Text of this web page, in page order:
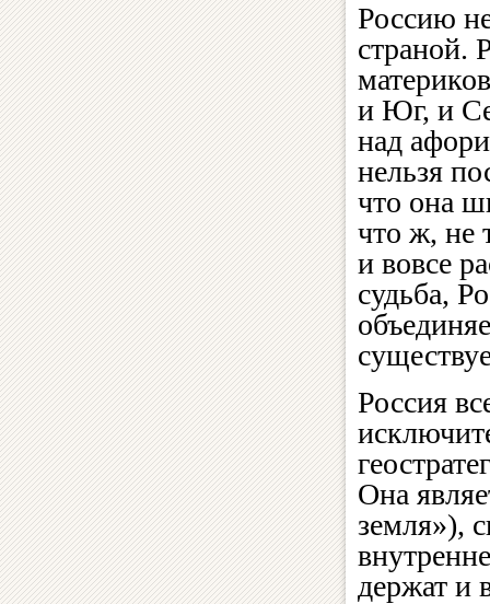
Россию
страной.
и Юг, и
над
нельзя
что она
что ж, не
и вовсе
судьба,
Россия
Она
земля»),
держат и